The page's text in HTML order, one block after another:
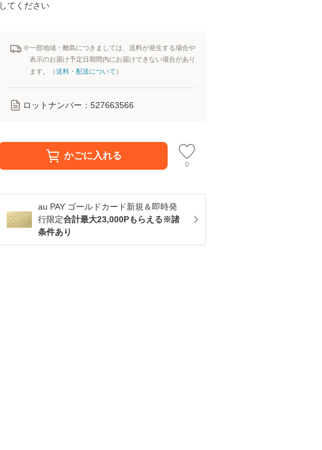
してください
※一部地域・離島につきましては、送料が発生する場合や
表示のお届け予定日期間内にお届けできない場合があり
ます。（送料・配送について ）
ロットナンバー： 527663566
かごに入れる
0
au PAY ゴールドカード新規＆即時発
行限定合計最大23,000Pもらえる※諸
条件あり